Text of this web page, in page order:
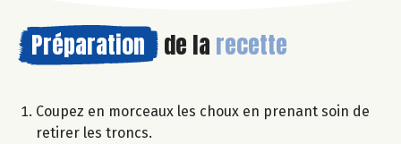
Préparation de la recette
Coupez en morceaux les choux en prenant soin de
retirer les troncs.